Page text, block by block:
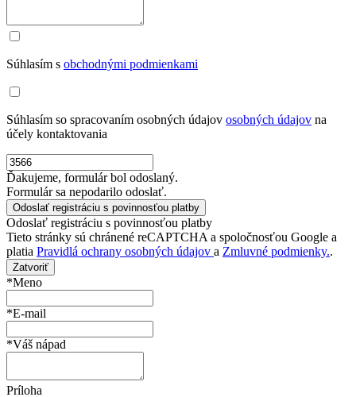
Súhlasím s obchodnými podmienkami
Súhlasím so spracovaním osobných údajov osobných údajov na
účely kontaktovania
Ďakujeme, formulár bol odoslaný.
Formulár sa nepodarilo odoslať.
Odoslať registráciu s povinnosťou platby
Tieto stránky sú chránené reCAPTCHA a spoločnosťou Google a
platia Pravidlá ochrany osobných údajov a Zmluvné podmienky..
Zatvoriť
*Meno
*E-mail
*Váš nápad
Príloha